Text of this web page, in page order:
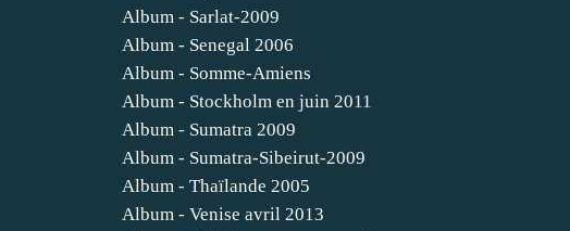
Album - Sarlat-2009
Album - Senegal 2006
Album - Somme-Amiens
Album - Stockholm en juin 2011
Album - Sumatra 2009
Album - Sumatra-Sibeirut-2009
Album - Thaïlande 2005
Album - Venise avril 2013